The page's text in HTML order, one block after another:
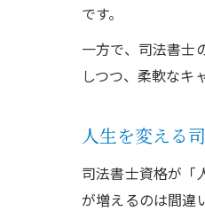
です。
一方で、司法書士
しつつ、柔軟なキ
人生を変える
司法書士資格が「
が増えるのは間違